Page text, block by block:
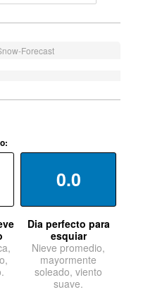
Forecast
0.0
Dia perfecto para
esquiar
Nieve promedio,
mayormente
soleado, viento
suave.